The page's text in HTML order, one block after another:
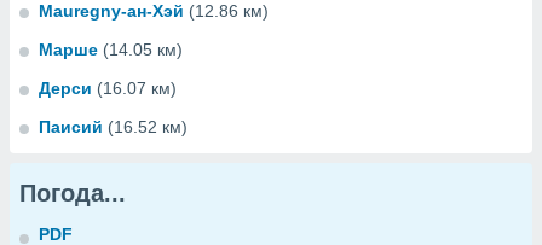
Mauregny-ан-Хэй (12.86 км)
Марше (14.05 км)
Дерси (16.07 км)
Паисий (16.52 км)
Погода...
PDF